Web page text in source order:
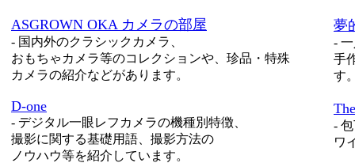
ASGROWN OKA カメラの部屋
- 国内外のクラシックカメラ、
おもちゃカメラ等のコレクションや、珍品・特殊
カメラの紹介などがあります。
D-one
- デジタル一眼レフカメラの機種別特徴、
撮影に関する基礎用語、撮影方法の
ノウハウ等を紹介しています。
夢
-
手
す
-
ワ